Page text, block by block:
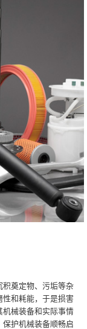
奠定物、污垢等杂
和耗能，于是损害
机械装备和实际事情
护机械装备顺畅启